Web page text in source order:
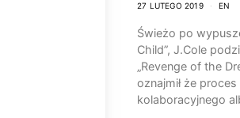
27 LUTEGO 2019 EN
Świeżo po
Child”, J.Cole
„Revenge of the
oznajmił że
kolaboracyjnego